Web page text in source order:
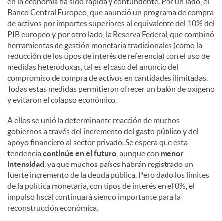
Banco Central Europeo, que anunció un programa de compra
de activos por importes superiores al equivalente del 10% del
PIB europeo y, por otro lado, la Reserva Federal, que combinó
herramientas de gestión monetaria tradicionales (como la
reducción de los tipos de interés de referencia) con el uso de
medidas heterodoxas, tal es el caso del anuncio del
compromiso de compra de activos en cantidades ilimitadas.
Todas estas medidas permitieron ofrecer un balón de oxígeno
y evitaron el colapso económico.
A ellos se unió la determinante reacción de muchos
gobiernos a través del incremento del gasto público y del
apoyo financiero al sector privado. Se espera que esta
tendenciacontinúe en el futuro , aunque con menor
intensidad , ya que muchos países habrán registrado un
fuerte incremento de la deuda pública. Pero dado los límites
de la política monetaria, con tipos de interés en el 0%, el
impulso fiscal continuará siendo importante para la
reconstrucción económica.